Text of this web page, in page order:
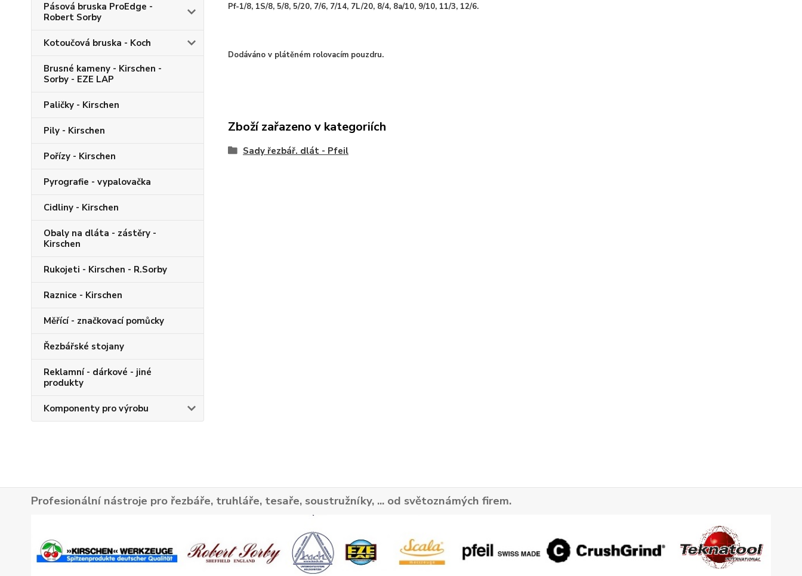
Pásová bruska ProEdge -
Robert Sorby
Kotoučová bruska - Koch
Brusné kameny - Kirschen -
Sorby - EZE LAP
Paličky - Kirschen
Pily - Kirschen
Pořízy - Kirschen
Pyrografie - vypalovačka
Cidliny - Kirschen
Obaly na dláta - zástěry -
Kirschen
Rukojeti - Kirschen - R.Sorby
Raznice - Kirschen
Měřící - značkovací pomůcky
Řezbářské stojany
Reklamní - dárkové - jiné
produkty
Komponenty pro výrobu
Pf-1/8, 1S/8, 5/8, 5/20, 7/6, 7/14, 7L/20, 8/4, 8a/10, 9/10, 11/3, 12/6.
Dodáváno v plátěném rolovacím pouzdru.
Zboží zařazeno v kategoriích
Sady řezbář. dlát - Pfeil
Profesionální nástroje pro řezbáře, truhláře, tesaře, soustružníky, ... od světoznámých firem.